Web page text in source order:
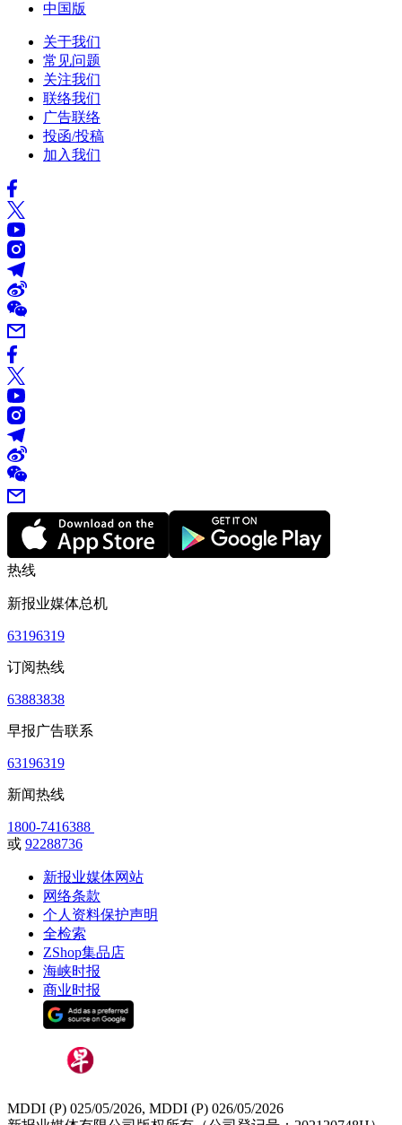
中国版
关于我们
常见问题
关注我们
联络我们
广告联络
投函/投稿
加入我们
热线
新报业媒体总机
63196319
订阅热线
63883838
早报广告联系
63196319
新闻热线
1800-7416388
或 92288736
新报业媒体网站
网络条款
个人资料保护声明
全检索
ZShop集品店
海峡时报
商业时报
MDDI (P) 025/05/2026, MDDI (P) 026/05/2026